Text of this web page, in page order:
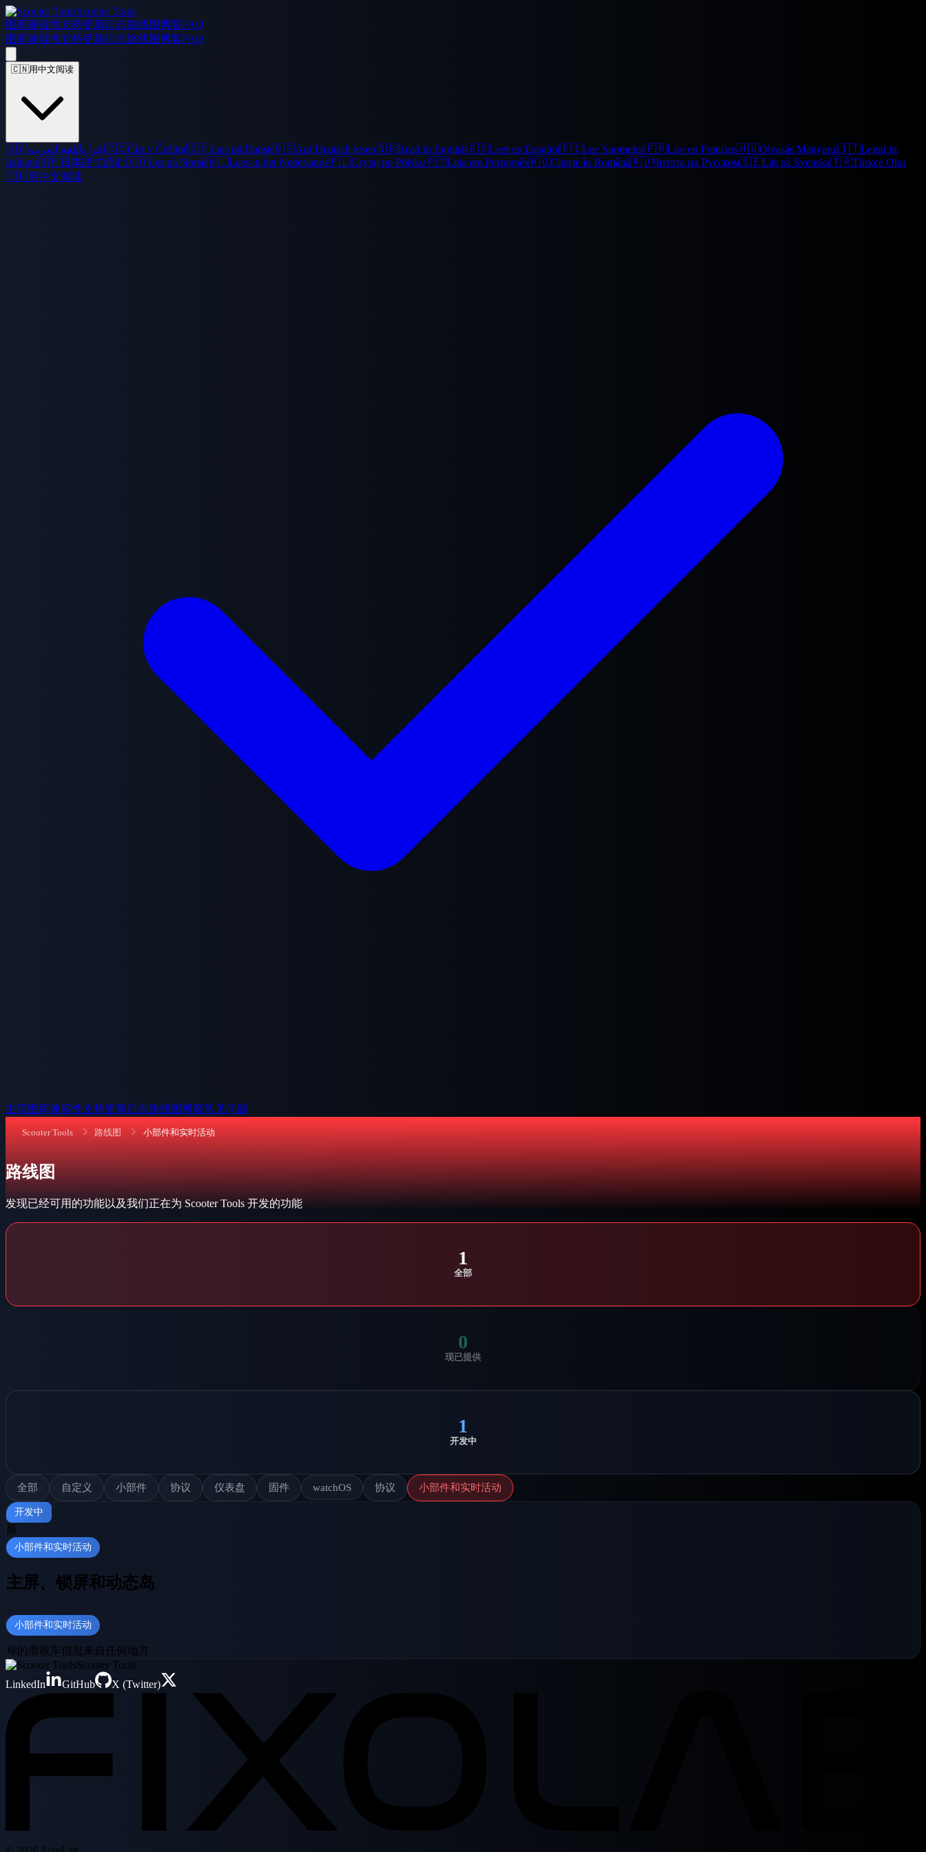
Scooter Tools
图库兼容性支持更新日志路线图博客FAQ
图库兼容性支持更新日志路线图博客FAQ
🇨🇳用中文阅读
🇸🇦اقرأ باللغة العربية 🇨🇿Číst v Češtině🇩🇰Læs på Dansk🇩🇪Auf Deutsch lesen🇬🇧Read in English🇪🇸Leer en Español🇫🇮Lue Suomeksi🇫🇷Lire en Français🇭🇺Olvasás Magyarul🇮🇹Leggi in
Italiano🇯🇵日本語で読む🇳🇴Les på Norsk🇳🇱Lees in het Nederlands🇵🇱Czytaj po Polsku🇵🇹Leia em Português🇷🇴Citește în Română🇷🇺Читать на Русском🇸🇪Läs på Svenska🇹🇷Türkçe Oku
🇨🇳用中文阅读
主页图库兼容性支持更新日志路线图博客常见问题
Scooter Tools 路线图 小部件和实时活动
路线图
发现已经可用的功能以及我们正在为 Scooter Tools 开发的功能
1
全部
0
现已提供
1
开发中
全部 自定义 小部件 协议 仪表盘 固件 watchOS 协议 小部件和实时活动
开发中
新
小部件和实时活动
主屏、锁屏和动态岛
小部件和实时活动
你的滑板车信息来自任何地方
Scooter Tools
LinkedIn
GitHub X (Twitter)